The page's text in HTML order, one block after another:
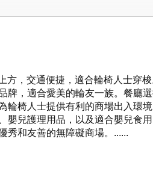
方，交通便捷，適合輪椅人士穿
牌，適合愛美的輪友一族。餐廳
輪椅人士提供有利的商場出入環
嬰兒護理用品，以及適合嬰兒食
秀和友善的無障礙商場。......